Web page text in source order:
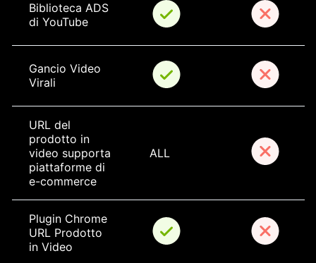
Biblioteca ADS
di YouTube
Gancio Video
Virali
URL del
prodotto in
video supporta
piattaforme di
e-commerce
ALL
Plugin Chrome
URL Prodotto
in Video